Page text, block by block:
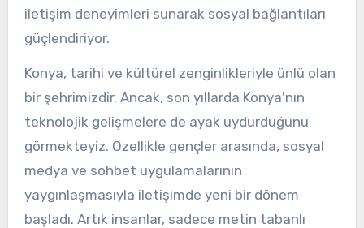
iletişim deneyimleri sunarak sosyal bağlantıları
güçlendiriyor.
Konya, tarihi ve kültürel zenginlikleriyle ünlü olan
bir şehrimizdir. Ancak, son yıllarda Konya'nın
teknolojik gelişmelere de ayak uydurduğunu
görmekteyiz. Özellikle gençler arasında, sosyal
medya ve sohbet uygulamalarının
yaygınlaşmasıyla iletişimde yeni bir dönem
başladı. Artık insanlar, sadece metin tabanlı